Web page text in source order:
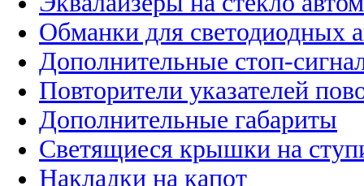
Обманки для светодиодных
Дополнительные стоп-
Повторители указателей
Дополнительные габариты
Светящиеся крышки на
Накладки на капот